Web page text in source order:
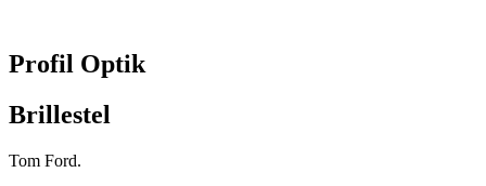
Profil Optik
Brillestel
Tom Ford.